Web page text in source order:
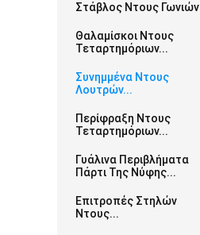
Στάβλος Ντους Γωνιών
Θαλαμίσκοι Ντους
Τεταρτημόριων...
Συνημμένα Ντους
Λουτρών...
Περίφραξη Ντους
Τεταρτημόριων...
Γυάλινα Περιβλήματα
Πάρτι Της Νύφης...
Επιτροπές Στηλών
Ντους...